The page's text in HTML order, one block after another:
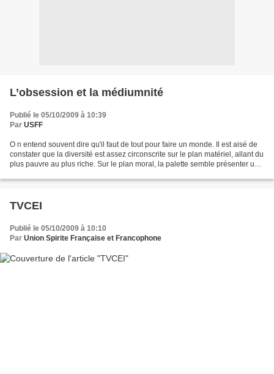
L’obsession et la médiumnité
Publié le 05/10/2009 à 10:39
Par USFF
O n entend souvent dire qu'il faut de tout pour faire un monde. Il est aisé de
constater que la diversité est assez circonscrite sur le plan matériel, allant du
plus pauvre au plus riche. Sur le plan moral, la palette semble présenter une
TVCEI
Publié le 05/10/2009 à 10:10
Par Union Spirite Française et Francophone